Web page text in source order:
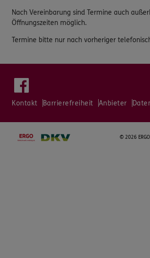
Nach Vereinbarung sind Termine auch
Öffnungszeiten möglich.
Termine bitte nur nach vorheriger
Kontakt Barrierefreiheit Anbieter
© 2026